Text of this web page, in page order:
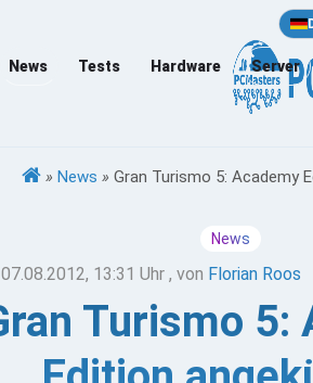
News Tests Hardware Server
» News » Gran Turismo 5: Academy
News
07.08.2012, 13:31 Uhr , von Florian Roos
Turismo 5: